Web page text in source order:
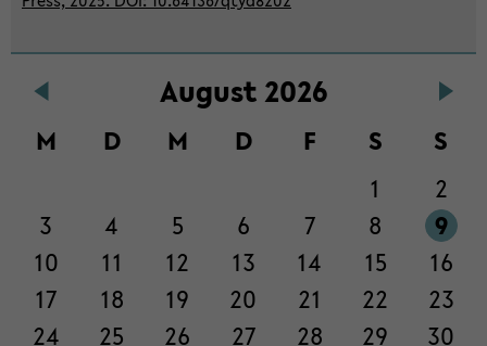
Au­gust 2026
M D M D F S
S
1
2
3
4 5 6 7 8
9
10
11 12 13 14 15
16
17
18 19 20 21 22
23
24
25 26 27 28 29
30